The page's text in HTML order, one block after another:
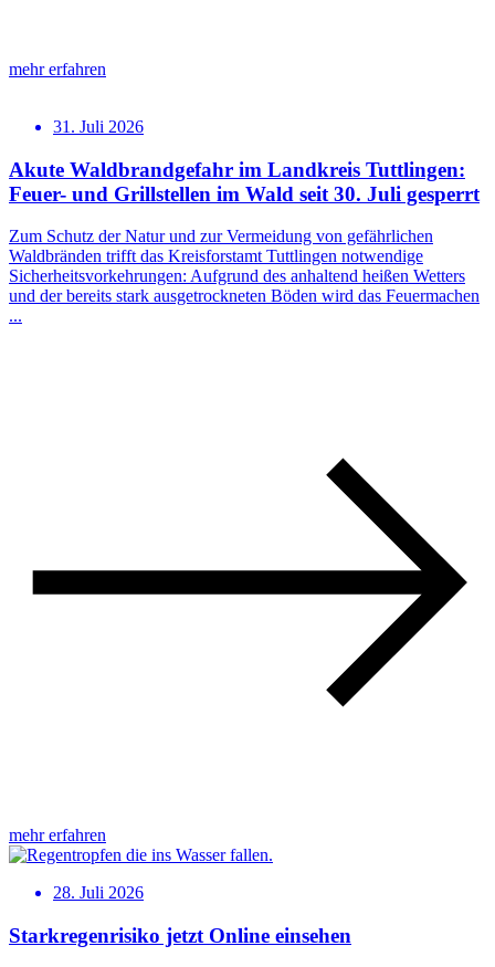
mehr erfahren
31. Juli 2026
Akute Waldbrandgefahr im Landkreis Tuttlingen:
Feuer- und Grillstellen im Wald seit 30. Juli gesperrt
Zum Schutz der Natur und zur Vermeidung von gefährlichen
Waldbränden trifft das Kreisforstamt Tuttlingen notwendige
Sicherheitsvorkehrungen: Aufgrund des anhaltend heißen Wetters
und der bereits stark ausgetrockneten Böden wird das Feuermachen
...
mehr erfahren
28. Juli 2026
Starkregenrisiko jetzt Online einsehen